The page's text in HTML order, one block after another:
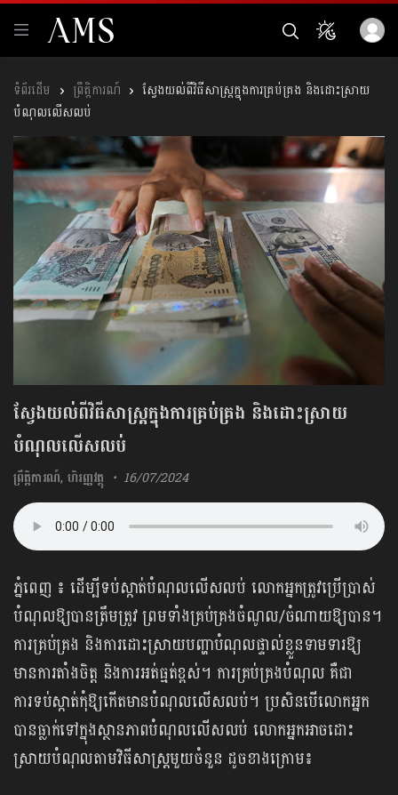
ព្រឹត្តិការណ៍
ស្វែងយល់ពីវិធីសាស្ត្រក្នុងការគ្រប់គ្រង និងដោះស្រាយ
បំណុលលើសលប់
ស្វែងយល់ពីវិធីសាស្ត្រក្នុងការគ្រប់គ្រង និងដោះស្រាយ
បំណុលលើសលប់
ព្រឹត្តិការណ៍,ហិរញ្ញវត្ថុ 16/07/2024
ភ្នំពេញ ៖ ដើម្បីទប់ស្កាត់បំណុលលើសលប់ លោកអ្នកត្រូវប្រើប្រាស់
បំណុលឱ្យបានត្រឹមត្រូវ ព្រមទាំងគ្រប់គ្រងចំណូល/ចំណាយឱ្យបាន។
ការគ្រប់គ្រង និងការដោះស្រាយបញ្ហាបំណុលផ្ទាល់ខ្លួនទាមទារឱ្យ
មានការតាំងចិត្ត និងការអត់ធ្មត់ខ្ពស់។ ការគ្រប់គ្រងបំណុល គឺជា
ការទប់ស្កាត់កុំឱ្យកើតមានបំណុលលើសលប់។ ប្រសិនបើលោកអ្នក
បានធ្លាក់ទៅក្នុងស្ថានភាពបំណុលលើសលប់ លោកអ្នកអាចដោះ
ស្រាយបំណុលតាមវិធីសាស្ត្រមួយចំនួន ដូចខាងក្រោម៖